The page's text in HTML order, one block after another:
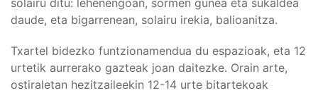
solairu ditu: lehenengoan, sormen gunea eta sukaldea
daude, eta bigarrenean, solairu irekia, balioanitza.
Txartel bidezko funtzionamendua du espazioak, eta 12
urtetik aurrerako gazteak joan daitezke. Orain arte,
ostiraletan hezitzaileekin 12-14 urte bitartekoak